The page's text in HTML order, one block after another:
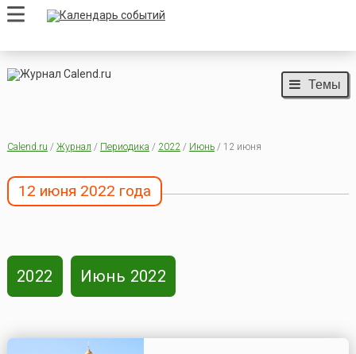
Темы
Calend.ru / Журнал / Периодика / 2022/ Июнь/ 12 июня
12 июня 2022 года
2022 Июнь 2022